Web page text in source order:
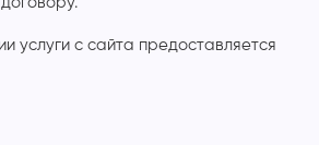
услуги с сайта предоставляется